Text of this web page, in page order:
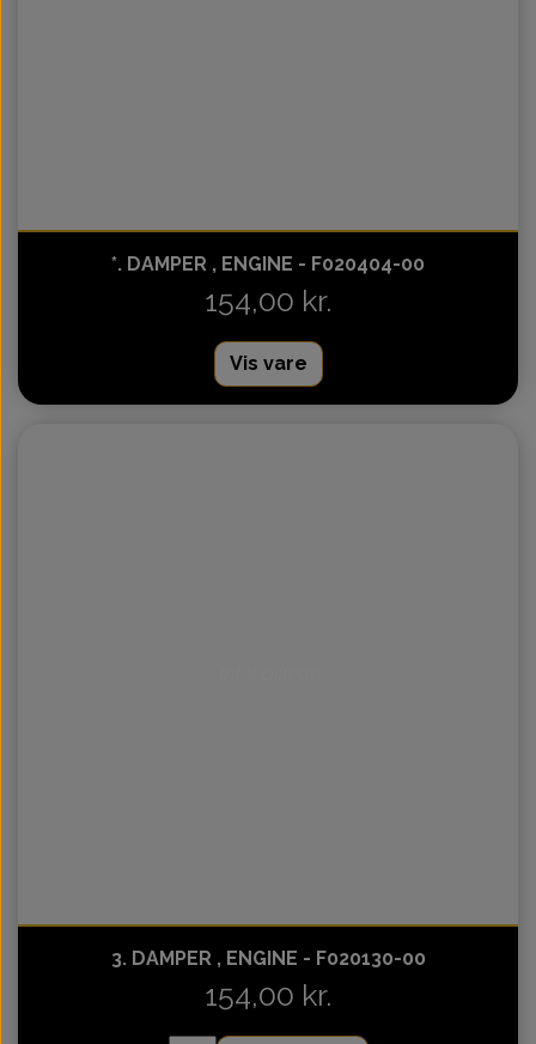
*. DAMPER , ENGINE - F020404-00
154,00 kr.
Vis vare
3. DAMPER , ENGINE - F020130-00
154,00 kr.